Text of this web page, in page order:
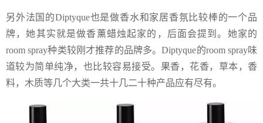
另外法国的Diptyque也是做香水和家居香氛比较棒的一个品
牌，她其实就是做香薰蜡烛起家的，后面会提到。她家的
room spray种类较刚才推荐的品牌多。Diptyque的room spray味
道较为简单纯净，也比较容易接受。果香，花香，草本，香
料，木质等几个大类一共十几二十种产品应有尽有。